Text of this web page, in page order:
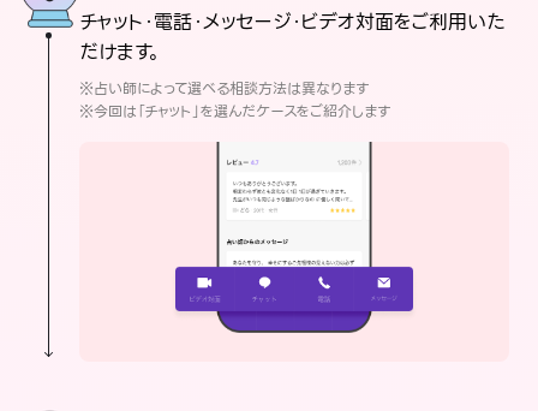
チャット・電話・メッセージ・ビデオ対面をご利用いた
だけます。
※占い師によって選べる相談方法は異なります
※今回は「チャット」を選んだケースをご紹介します